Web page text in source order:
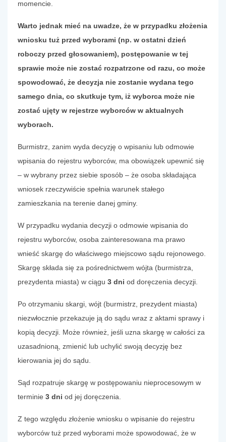
momencie.
Warto jednak mieć na uwadze, że w przypadku złożenia
wniosku tuż przed wyborami (np. w ostatni dzień
roboczy przed głosowaniem), postępowanie w tej
sprawie może nie zostać rozpatrzone od razu, co może
spowodować, że decyzja nie zostanie wydana tego
samego dnia, co skutkuje tym, iż wyborca może nie
zostać ujęty w rejestrze wyborców w aktualnych
wyborach.
Burmistrz, zanim wyda decyzję o wpisaniu lub odmowie
wpisania do rejestru wyborców, ma obowiązek upewnić się
– w wybrany przez siebie sposób – że osoba składająca
wniosek rzeczywiście spełnia warunek stałego
zamieszkania na terenie danej gminy.
W przypadku wydania decyzji o odmowie wpisania do
rejestru wyborców, osoba zainteresowana ma prawo
wnieść skargę do właściwego miejscowo sądu rejonowego.
Skargę składa się za pośrednictwem wójta (burmistrza,
prezydenta miasta) w ciągu 3 dni od doręczenia decyzji.
Po otrzymaniu skargi, wójt (burmistrz, prezydent miasta)
niezwłocznie przekazuje ją do sądu wraz z aktami sprawy i
kopią decyzji. Może również, jeśli uzna skargę w całości za
uzasadnioną, zmienić lub uchylić swoją decyzję bez
kierowania jej do sądu.
Sąd rozpatruje skargę w postępowaniu nieprocesowym w
terminie 3 dni od jej doręczenia.
Z tego względu złożenie wniosku o wpisanie do rejestru
wyborców tuż przed wyborami może spowodować, że w